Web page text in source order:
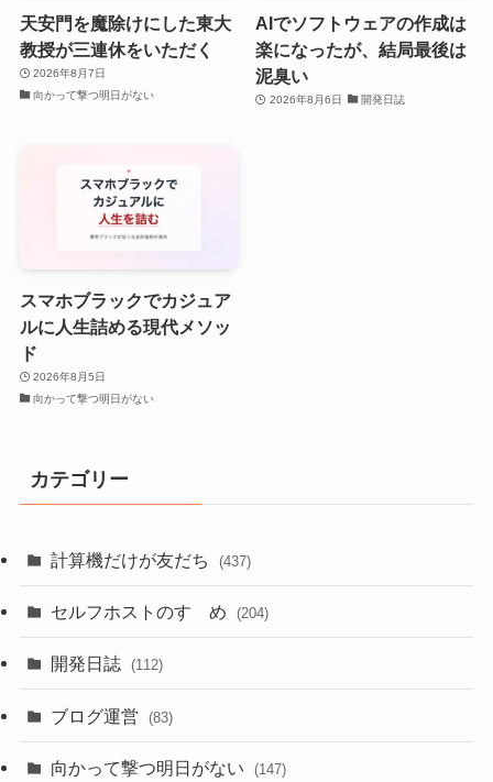
天安門を魔除けにした東大
教授が三連休をいただく
2026年8月7日
向かって撃つ明日がない
AIでソフトウェアの作成は
楽になったが、結局最後は
泥臭い
2026年8月6日 開発日誌
スマホブラックでカジュア
ルに人生詰める現代メソッ
ド
2026年8月5日
向かって撃つ明日がない
カテゴリー
計算機だけが友だち (437)
セルフホストのすゝめ (204)
開発日誌 (112)
ブログ運営 (83)
向かって撃つ明日がない (147)